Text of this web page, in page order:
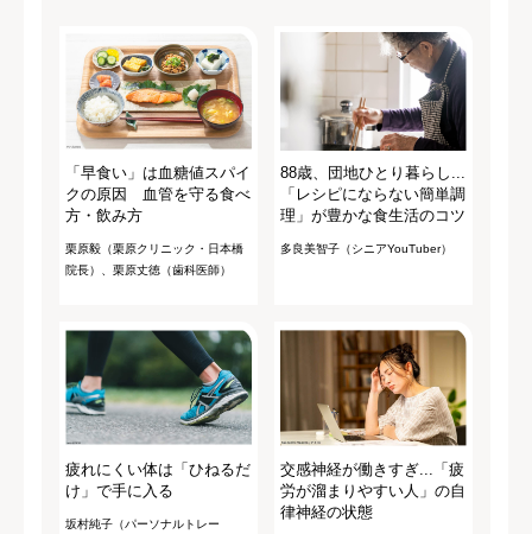
「早食い」は血糖値スパイ
クの原因 血管を守る食べ
方・飲み方
栗原毅（栗原クリニック・日本橋
院長）、栗原丈徳（歯科医師）
88歳、団地ひとり暮らし...
「レシピにならない簡単調
理」が豊かな食生活のコツ
多良美智子（シニアYouTuber）
疲れにくい体は「ひねるだ
け」で手に入る
坂村純子（パーソナルトレー
交感神経が働きすぎ...「疲
労が溜まりやすい人」の自
律神経の状態